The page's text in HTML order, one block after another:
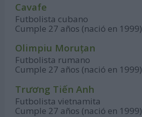
Cavafe
Futbolista cubano
Cumple 27 años (nació en 1999)
Olimpiu Moruțan
Futbolista rumano
Cumple 27 años (nació en 1999)
Trương Tiến Anh
Futbolista vietnamita
Cumple 27 años (nació en 1999)